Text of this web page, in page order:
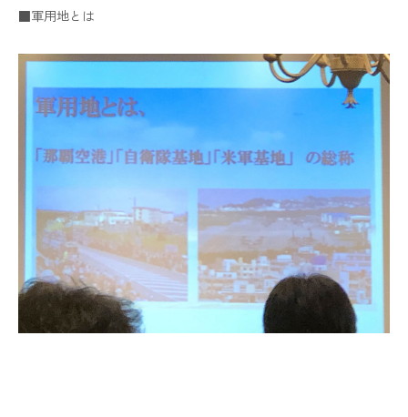
■軍用地とは